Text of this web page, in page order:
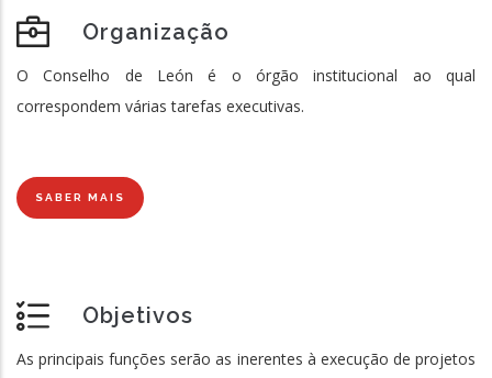
Organização
O Conselho de León é o órgão institucional ao qual
correspondem várias tarefas executivas.
SABER MAIS
Objetivos
As principais funções serão as inerentes à execução de projetos